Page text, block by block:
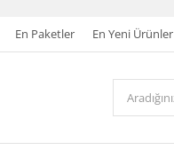
En Paketler En Yeni Ürünler